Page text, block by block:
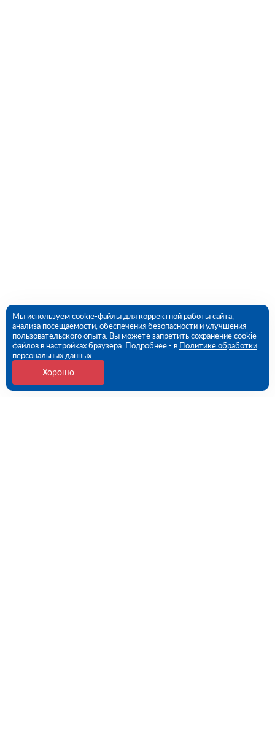
Мы используем cookie-файлы для корректной работы сайта,
анализа посещаемости, обеспечения безопасности и улучшения
пользовательского опыта. Вы можете запретить сохранение cookie-
файлов в настройках браузера. Подробнее - в Политике обработки
персональных данных
Хорошо